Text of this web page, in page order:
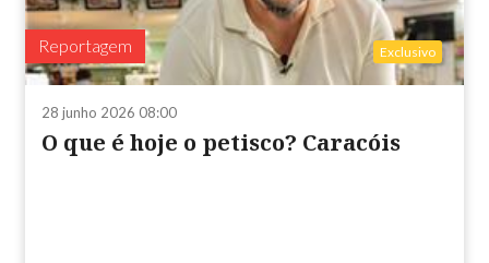
Reportagem Exclusivo
28 junho 2026 08:00
O que é hoje o petisco? Caracóis